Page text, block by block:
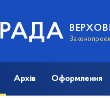
РАДА
Архів Оформлення